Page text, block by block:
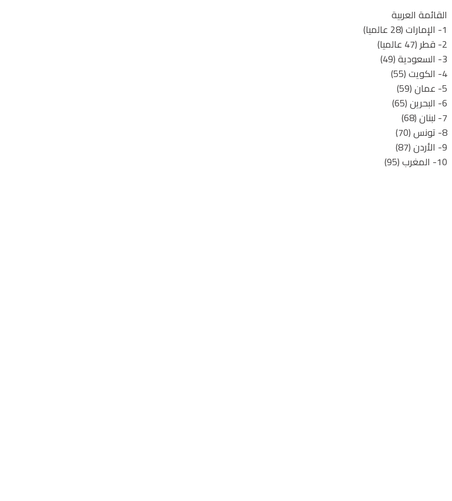
القائمة العربية
1- الإمارات (28 عالميا)
2- قطر (47 عالميا)
3- السعودية (49)
4- الكويت (55)
5- عمان (59)
6- البحرين (65)
7- لبنان (68)
8- تونس (70)
9- الأردن (87)
10- المغرب (95)